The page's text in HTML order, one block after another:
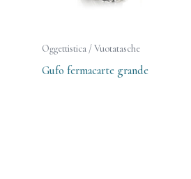
Oggettistica / Vuotatasche
Gufo fermacarte grande